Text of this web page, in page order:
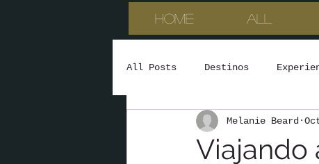
HOME All
All Posts Destinos
Viajando
Melanie Beard